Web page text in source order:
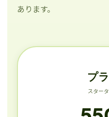
あります。
プ
スター